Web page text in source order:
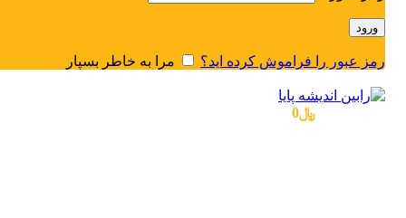
ورود
رمز عبور را فراموش کرده اید؟
مرا به خاطر بسپار
﷼0